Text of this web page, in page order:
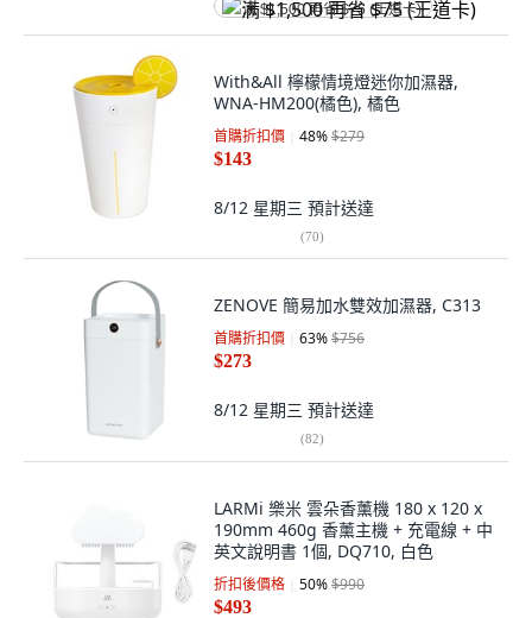
满 $1,500 再省 $75 (王道卡)
With&All 檸檬情境燈迷你加濕器,
WNA-HM200(橘色), 橘色
首購折扣價 48%$279
$143
8/12 星期三 預計送達
(70)
ZENOVE 簡易加水雙效加濕器, C313
首購折扣價 63%$756
$273
8/12 星期三 預計送達
(82)
LARMi 樂米 雲朵香薰機 180 x 120 x
190mm 460g 香薰主機 + 充電線 + 中
英文說明書 1個, DQ710, 白色
折扣後價格 50%$990
$493